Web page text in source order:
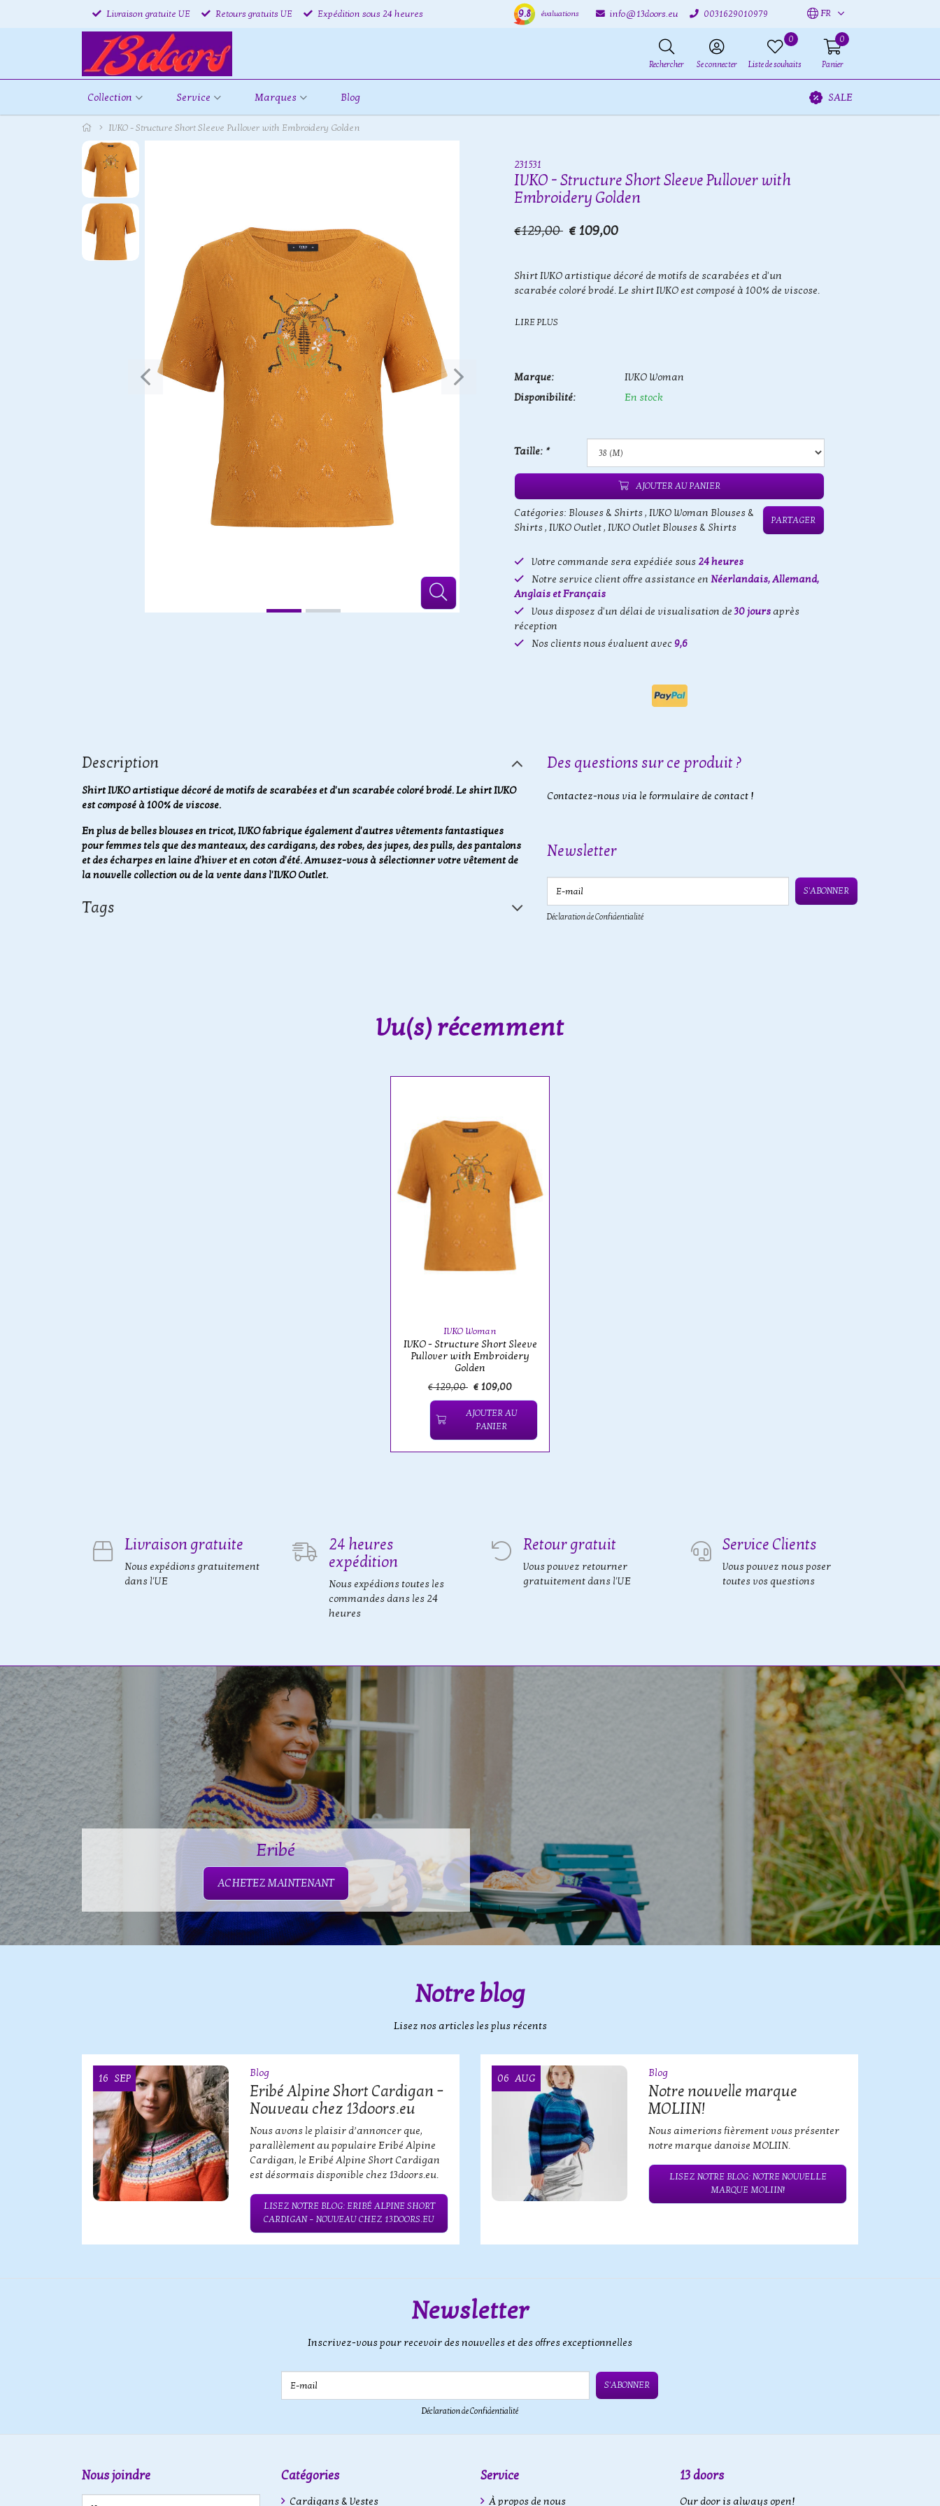
Livraison gratuite UE Retours gratuits UE Expédition sous 24 heures 9.8 évaluations info@13doors.eu 0031629010979 FR
Rechercher Se connecter
0
Liste de souhaits
0
Panier
Collection Service Marques Blog SALE
IVKO - Structure Short Sleeve Pullover with Embroidery Golden
231531
IVKO - Structure Short Sleeve Pullover with
Embroidery Golden
€129,00 € 109,00
Shirt IVKO artistique décoré de motifs de scarabées et d'un
scarabée coloré brodé. Le shirt IVKO est composé à 100% de viscose.
LIRE PLUS
Marque:
IVKO Woman
Disponibilité:
En stock
Taille: *
AJOUTER AU PANIER
Catégories: Blouses & Shirts, IVKO Woman Blouses &
Shirts, IVKO Outlet, IVKO Outlet Blouses & Shirts
PARTAGER
Votre commande sera expédiée sous24 heures
Notre service client offre assistance en Néerlandais, Allemand,
Anglais et Français
Vous disposez d'un délai de visualisation de30 jours après
réception
Nos clients nous évaluent avec 9,6
Description
Shirt IVKO artistique décoré de motifs de scarabées et d'un scarabée coloré brodé. Le shirt IVKO
est composé à 100% de viscose.
En plus de belles blouses en tricot, IVKO fabrique également d'autres vêtements fantastiques
pour femmes tels que des manteaux, des cardigans, des robes, des jupes, des pulls, des pantalons
et des écharpes en laine d'hiver et en coton d'été.Amusez-vous à sélectionner votre vêtement de
la nouvelle collection ou de la vente dans l'IVKO Outlet.
Tags
Des questions sur ce produit ?
Contactez-nous via le formulaire de contact !
Newsletter
E-mail
S'ABONNER
Déclaration de Confidentialité
Vu(s) récemment
IVKO Woman
IVKO - Structure Short Sleeve
Pullover with Embroidery
Golden
€ 129,00 € 109,00
AJOUTER AU
PANIER
Livraison gratuite
Nous expédions gratuitement
dans l'UE
24 heures
expédition
Nous expédions toutes les
commandes dans les 24
heures
Retour gratuit
Vous pouvez retourner
gratuitement dans l'UE
Service Clients
Vous pouvez nous poser
toutes vos questions
Eribé
ACHETEZ MAINTENANT
Notre blog
Lisez nos articles les plus récents
16 SEP Blog
Eribé Alpine Short Cardigan –
Nouveau chez 13doors.eu
Nous avons le plaisir d’annoncer que,
parallèlement au populaire Eribé Alpine
Cardigan, le Eribé Alpine Short Cardigan
est désormais disponible chez 13doors.eu.
LISEZ NOTRE BLOG: ERIBÉ ALPINE SHORT
CARDIGAN – NOUVEAU CHEZ 13DOORS.EU
06 AUG Blog
Notre nouvelle marque
MOLIIN!
Nous aimerions fièrement vous présenter
notre marque danoise MOLIIN.
LISEZ NOTRE BLOG: NOTRE NOUVELLE
MARQUE MOLIIN!
Newsletter
Inscrivez-vous pour recevoir des nouvelles et des offres exceptionnelles
E-mail
S'ABONNER
Déclaration de Confidentialité
Nous joindre Catégories
Cardigans & Vestes
Service
À propos de nous
13 doors
Our door is always open!